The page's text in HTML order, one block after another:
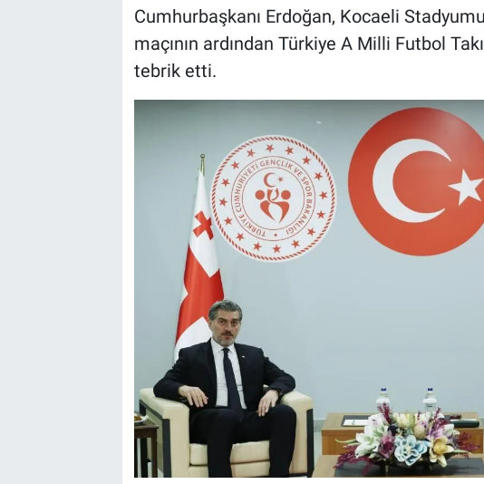
Cumhurbaşkanı Erdoğan, Kocaeli
maçının ardından Türkiye A Milli Futbol
tebrik etti.